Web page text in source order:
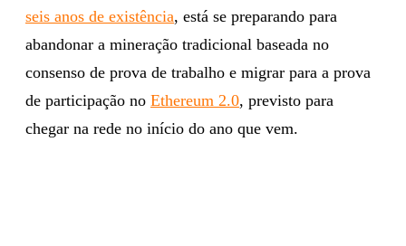
seis anos de existência, está se preparando para
abandonar a mineração tradicional baseada no
consenso de prova de trabalho e migrar para a prova
de participação no Ethereum 2.0, previsto para
chegar na rede no início do ano que vem.